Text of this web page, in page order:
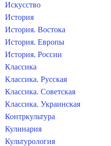
Искусство
История
История. Востока
История. Европы
История. России
Классика
Классика. Русская
Классика. Советская
Классика. Украинская
Контркультура
Кулинария
Культурология